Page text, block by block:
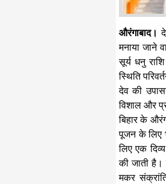
औरंगाबाद।
मनाया जाने
सूर्य धनु
स्थिति
देव की
विशाल और
बिहार के
पूजन के लिए
लिए एक
की जाती
मकर